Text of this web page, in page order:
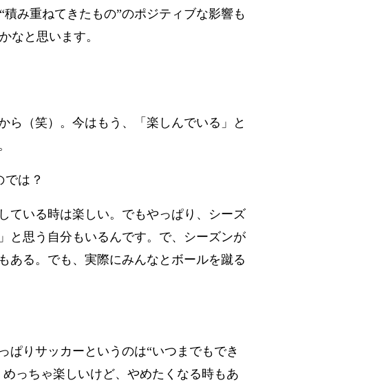
積み重ねてきたもの”のポジティブな影響も
なと思います。
（笑）。今はもう、「楽しんでいる」と
は？
いる時は楽しい。でもやっぱり、シーズ
と思う自分もいるんです。で、シーズンが
ある。でも、実際にみんなとボールを蹴る
りサッカーというのは“いつまでもでき
っちゃ楽しいけど、やめたくなる時もあ